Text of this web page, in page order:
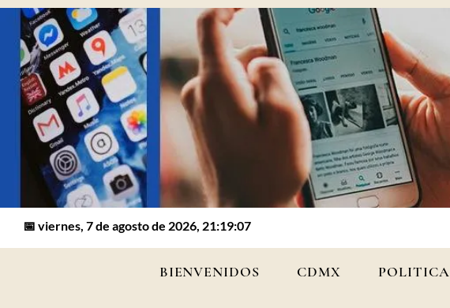
📅 viernes, 7 de agosto de 2026, 21:19:07
BIENVENIDOS CDMX POLITICA